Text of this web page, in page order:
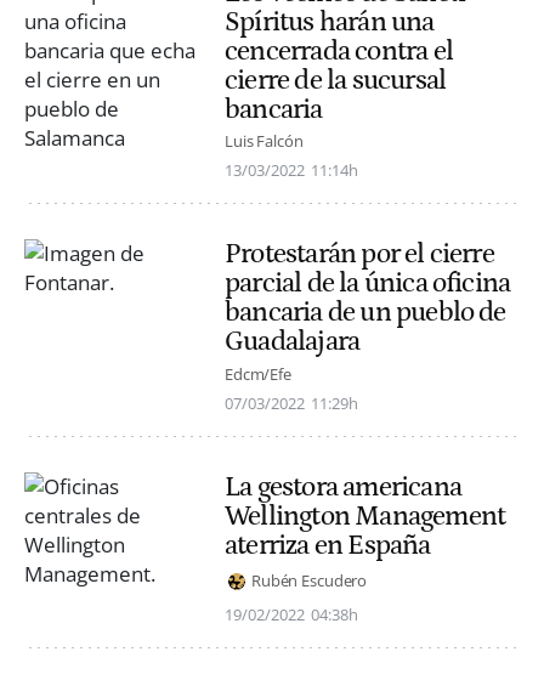
Spíritus harán una
cencerrada contra el
cierre de la sucursal
bancaria
Luis Falcón
13/03/2022 11:14h
Protestarán por el cierre
parcial de la única oficina
bancaria de un pueblo de
Guadalajara
Edcm/Efe
07/03/2022 11:29h
La gestora americana
Wellington Management
aterriza en España
Rubén Escudero
19/02/2022 04:38h